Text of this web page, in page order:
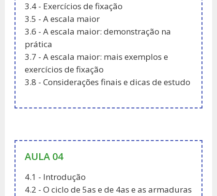
3.4 - Exercícios de fixação
3.5 - A escala maior
3.6 - A escala maior: demonstração na
prática
3.7 - A escala maior: mais exemplos e
exercícios de fixação
3.8 - Considerações finais e dicas de estudo
AULA 04
4.1 - Introdução
4.2 - O ciclo de 5as e de 4as e as armaduras